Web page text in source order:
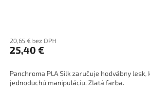
20,65 € bez DPH
25,40 €
Panchroma PLA Silk zaručuje hodvábny lesk,
jednoduchú manipuláciu. Zlatá farba.